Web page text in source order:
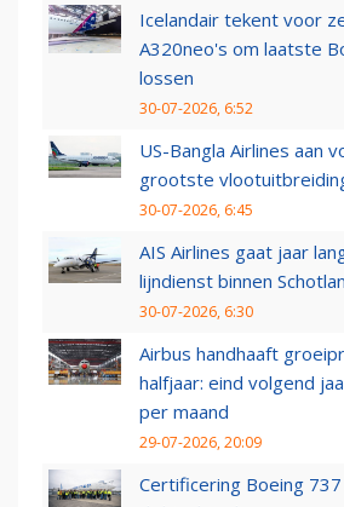
Icelandair tekent voor
A320neo's om laatste
lossen
30-07-2026, 6:52
US-Bangla Airlines aan
grootste
30-07-2026, 6:45
AIS Airlines gaat jaar
lijndienst binnen
30-07-2026, 6:30
Airbus handhaaft
halfjaar: eind volgend
per maand
29-07-2026, 20:09
Certificering Boeing